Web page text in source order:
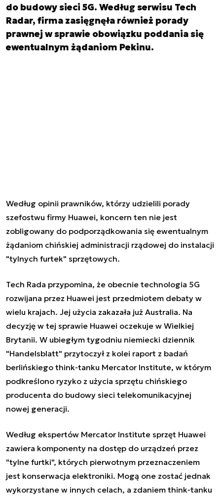
do budowy sieci 5G. Według serwisu Tech
Radar, firma zasięgnęła również porady
prawnej w sprawie obowiązku poddania się
ewentualnym żądaniom Pekinu.
Według opinii prawników, którzy udzielili porady
szefostwu firmy Huawei, koncern ten nie jest
zobligowany do podporządkowania się ewentualnym
żądaniom chińskiej administracji rządowej do instalacji
"tylnych furtek" sprzętowych.
Tech Rada przypomina, że obecnie technologia 5G
rozwijana przez Huawei jest przedmiotem debaty w
wielu krajach. Jej użycia zakazała już Australia. Na
decyzję w tej sprawie Huawei oczekuje w Wielkiej
Brytanii. W ubiegłym tygodniu niemiecki dziennik
"Handelsblatt" przytoczył z kolei raport z badań
berlińskiego think-tanku Mercator Institute, w którym
podkreślono ryzyko z użycia sprzętu chińskiego
producenta do budowy sieci telekomunikacyjnej
nowej generacji.
Według ekspertów Mercator Institute sprzęt Huawei
zawiera komponenty na dostęp do urządzeń przez
"tylne furtki", których pierwotnym przeznaczeniem
jest konserwacja elektroniki. Mogą one zostać jednak
wykorzystane w innych celach, a zdaniem think-tanku